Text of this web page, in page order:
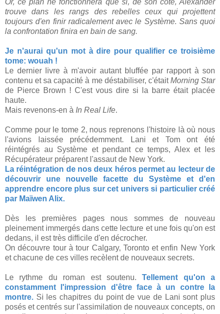
trouve dans les rangs des rebelles ceux qui projettent
toujours d'en finir radicalement avec le Système. Sans quoi
la confrontation finira en bain de sang.
Je n'aurai qu'un mot à dire pour qualifier ce troisième
tome: wouah !
Le dernier livre à m'avoir autant bluffée par rapport à son
contenu et sa capacité à me déstabiliser, c'étaitMorning Star
de Pierce Brown ! C'est vous dire si la barre était placée
haute.
Mais revenons-en à In Real Life.
Comme pour le tome 2, nous reprenons l'histoire là où nous
l'avions laissée précédemment. Lani et Tom ont été
réintégrés au Système et pendant ce temps, Alex et les
Récupérateur préparent l'assaut de New York.
La réintégration de nos deux héros permet au lecteur de
découvrir une nouvelle facette du Système et d'en
apprendre encore plus sur cet univers si particulier créé
par Maïwen Alix.
Dès les premières pages nous sommes de nouveau
pleinement immergés dans cette lecture et une fois qu'on est
dedans, il est très difficile d'en décrocher.
On découvre tour à tour Calgary, Toronto et enfin New York
et chacune de ces villes recèlent de nouveaux secrets.
Le rythme du roman est soutenu.Tellement qu'on a
constamment l'impression d'être face à un contre la
montre. Si les chapitres du point de vue de Lani sont plus
posés et centrés sur l'assimilation de nouveaux concepts, on